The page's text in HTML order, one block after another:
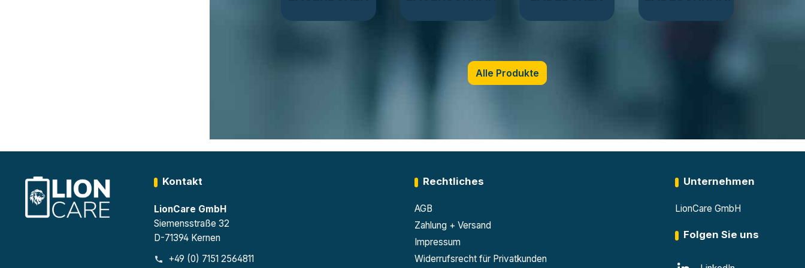
und eignen sich für
Arbeitsalltag.
Arbeitsalltag.
Alle Produkte
Kontakt
LionCare GmbH
Siemensstraße 32
D-71394 Kernen
+49 (0) 7151 2564811
Rechtliches
AGB
Zahlung + Versand
Impressum
Widerrufsrecht für Privatkunden
Unternehmen
LionCare GmbH
Folgen Sie uns